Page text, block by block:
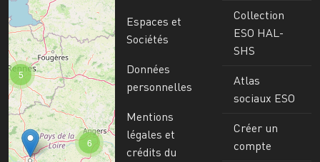
6
5
Espaces et
Sociétés
Données
personnelles
Mentions
légales et
crédits du
Collection
ESO HAL-
SHS
Atlas
sociaux ESO
Créer un
compte